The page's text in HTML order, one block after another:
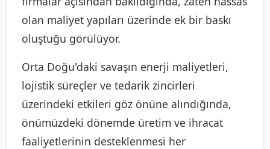
olan maliyet yapıları üzerinde ek bir baskı
oluştuğu görülüyor.
Orta Doğu'daki savaşın enerji maliyetleri,
lojistik süreçler ve tedarik zincirleri
üzerindeki etkileri göz önüne alındığında,
önümüzdeki dönemde üretim ve ihracat
faaliyetlerinin desteklenmesi her